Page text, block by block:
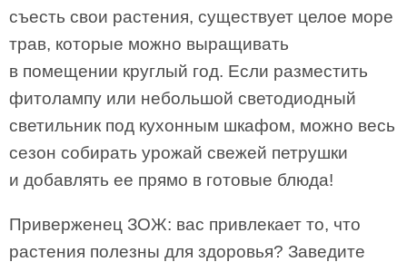
съесть свои растения, существует целое море
трав, которые можно выращивать
в помещении круглый год. Если разместить
фитолампу или небольшой светодиодный
светильник под кухонным шкафом, можно весь
сезон собирать урожай свежей петрушки
и добавлять ее прямо в готовые блюда!
Приверженец ЗОЖ: вас привлекает то, что
растения полезны для здоровья? Заведите